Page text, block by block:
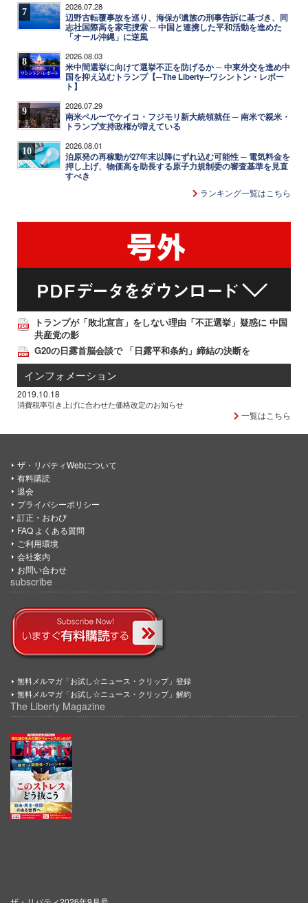
7 2026.07.28
辺野古転覆事故を巡り、海保が遺族の刑事告訴に基づき、同
志社国際高を家宅捜索 ─ 中国と連携した平和活動を進めた
「オール沖縄」に逆風
8 2026.08.03
米中間選挙に向けて選挙不正を防げるか ─ 中東外交を進め中
国を抑え込むトランプ【─The Liberty─ワシントン・レポー
ト】
9 2026.07.29
南米ペルーでケイコ・フジモリ新大統領就任 ─ 南米で親米・
トランプ支持政権が増えている
10 2026.08.01
泊原発の再稼動が27年末以降にずれ込む可能性 ─ 電気料金を
押し上げ、物価高を助長する原子力規制委の審査基準を見直
すべき
ランキング一覧はこちら
トランプが「敗北宣言」をしない理由「不正選挙」疑惑に 中国
共産党の影
G20の日露首脳会談で 「日露平和条約」締結の決断を
インフォメーション
2019.10.18
消費税率引き上げに合わせた価格改定のお知らせ
一覧はこちら
ザ・リバティWebについて
有料購読
退会
プライバシーポリシー
訂正・おわび
FAQ よくある質問
ご利用環境
会社案内
お問い合わせ
subscribe
無料メルマガ「お試し☆ニュース・クリップ」登録
無料メルマガ「お試し☆ニュース・クリップ」解約
The Liberty Magazine